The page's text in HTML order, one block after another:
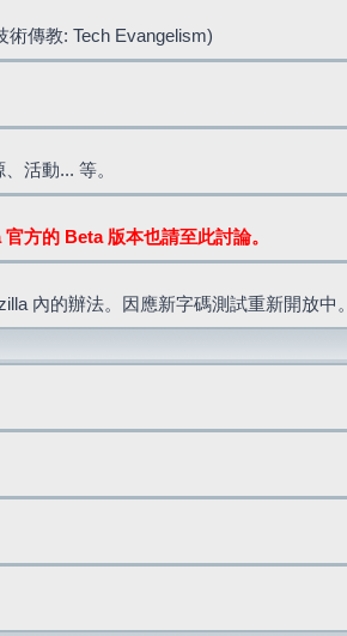
傳教: Tech Evangelism)
活動... 等。
方的 Beta 版本也請至此討論。
內的辦法。因應新字碼測試重新開放中。